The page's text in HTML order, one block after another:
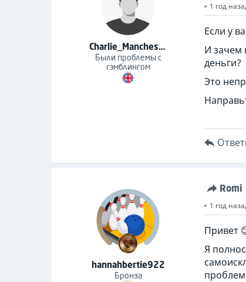
Charlie_Manchester
Были проблемы с
гэмблингом
1 год
Если у
И зачем
деньги?
Это
hannahbertie922
Бронза
Romi
1 год
Привет
Я